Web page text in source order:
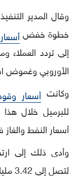
وقال المدير
خطوة خفض
إلى تردد
الأوروبي وغموض
وكانت أسعار
للبرميل خلال
أسعار النفط
لتصل إلى 3.42 مليار يورو.